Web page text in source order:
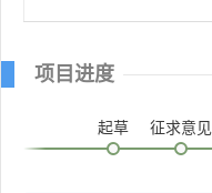
项目进度
起草 征求意见